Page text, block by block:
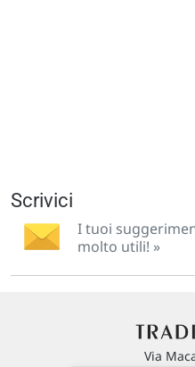
Scrivici
I tuoi
molto utili! »
Via